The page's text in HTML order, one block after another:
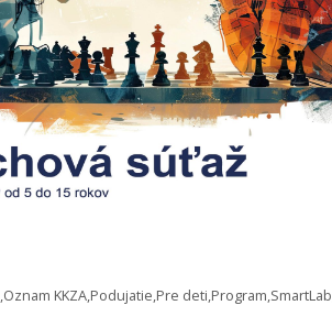
,Oznam KKZA,Podujatie,Pre deti,Program,SmartLab